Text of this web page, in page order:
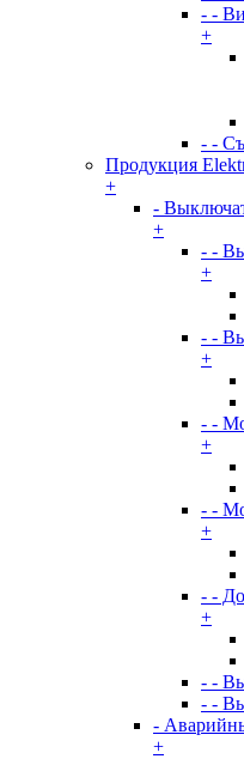
- -
+
- -
Продукция
+
-
+
- -
+
- -
+
- -
+
- -
+
- -
+
- -
- -
-
+